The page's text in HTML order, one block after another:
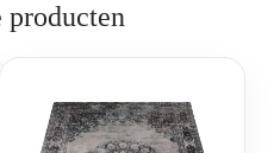
producten